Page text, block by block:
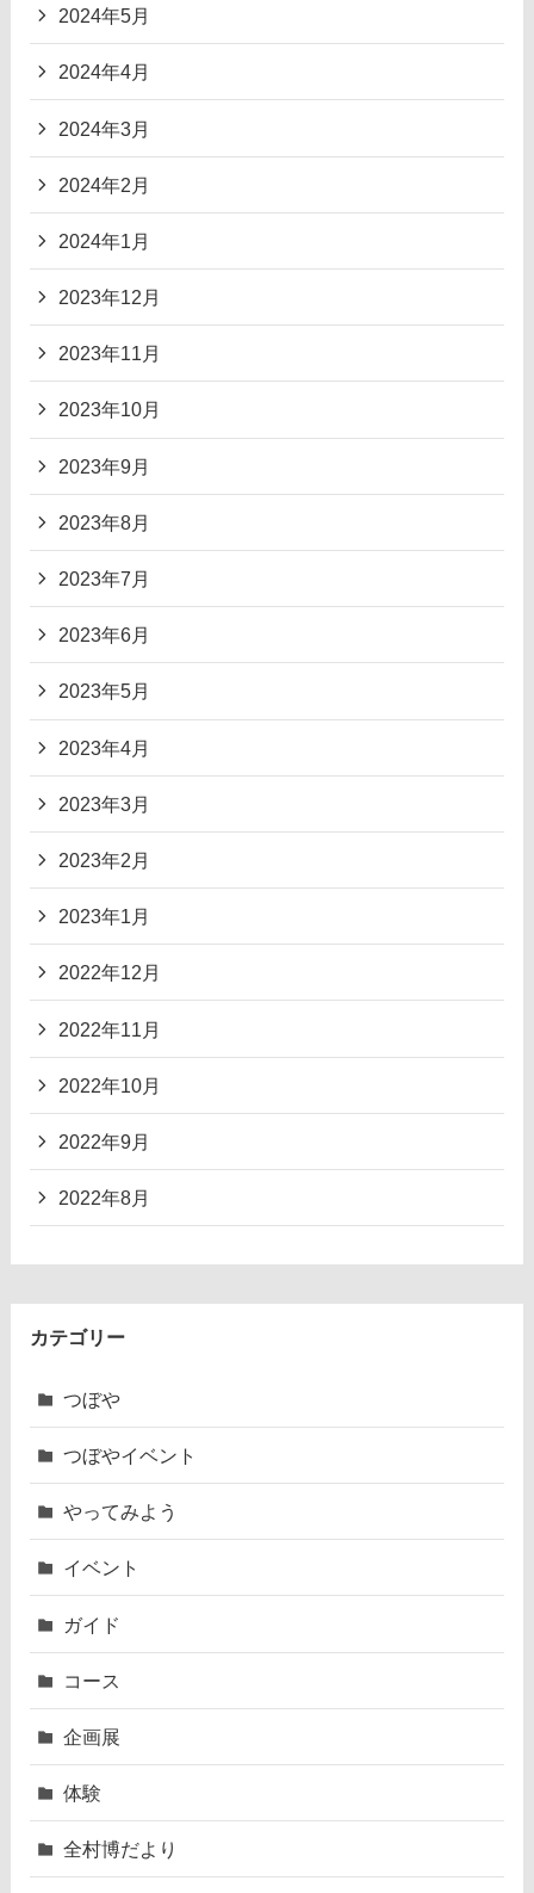
2024年5月
2024年4月
2024年3月
2024年2月
2024年1月
2023年12月
2023年11月
2023年10月
2023年9月
2023年8月
2023年7月
2023年6月
2023年5月
2023年4月
2023年3月
2023年2月
2023年1月
2022年12月
2022年11月
2022年10月
2022年9月
2022年8月
カテゴリー
つぼや
つぼやイベント
やってみよう
イベント
ガイド
コース
企画展
体験
全村博だより